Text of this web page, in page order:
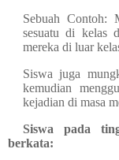
Sebuah Contoh:
sesuatu di kelas
mereka di luar
Siswa juga
kemudian
kejadian di masa
Siswa pada
berkata: